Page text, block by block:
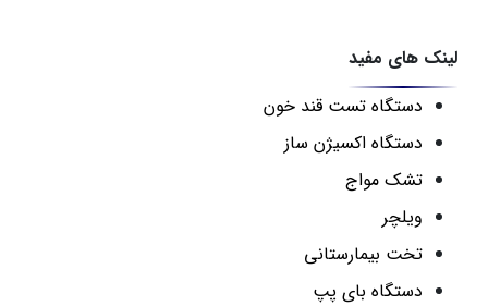
لینک های مفید
دستگاه تست قند خون
دستگاه اکسیژن ساز
تشک مواج
ویلچر
تخت بیمارستانی
دستگاه بای پپ